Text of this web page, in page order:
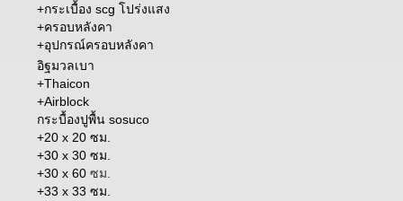
+กระเบื้อง scg โปร่งแสง
+ครอบหลังคา
+อุปกรณ์ครอบหลังคา
อิฐมวลเบา
+Thaicon
+Airblock
กระบื้องปูพื้น sosuco
+20 x 20 ซม.
+30 x 30 ซม.
+30 x 60 ซม.
+33 x 33 ซม.